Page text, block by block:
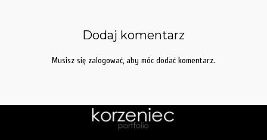
Dodaj komentarz
Musisz się zalogować, aby móc dodać komentarz.